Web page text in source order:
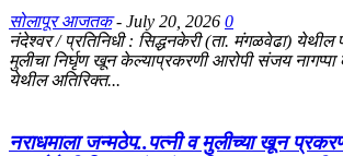
सोलापूर आजतक - July 20, 2026 0
नंदेश्वर / प्रतिनिधी : सिद्धनकेरी (ता. मंगळवेढा) येथील
मुलीचा निर्घृण खून केल्याप्रकरणी आरोपी संजय नागप्पा
येथील अतिरिक्त...
नराधमाला जन्मठेप..पत्नी व मुलीच्या खून